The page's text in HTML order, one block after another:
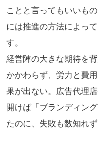
ことと言ってもいいも
には推進の方法によっ
す。
経営陣の大きな期待を
かかわらず、労力と費
果が出ない。広告代理
開けば「ブランディン
たのに、失敗も数知れず